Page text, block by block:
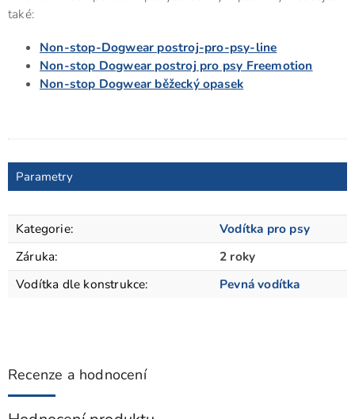
také:
Non-stop-Dogwear postroj-pro-psy-line
Non-stop Dogwear postroj pro psy Freemotion
Non-stop Dogwear běžecký opasek
Parametry
Kategorie:
Vodítka pro psy
Záruka:
2 roky
Vodítka dle konstrukce: Pevná vodítka
Recenze a hodnocení